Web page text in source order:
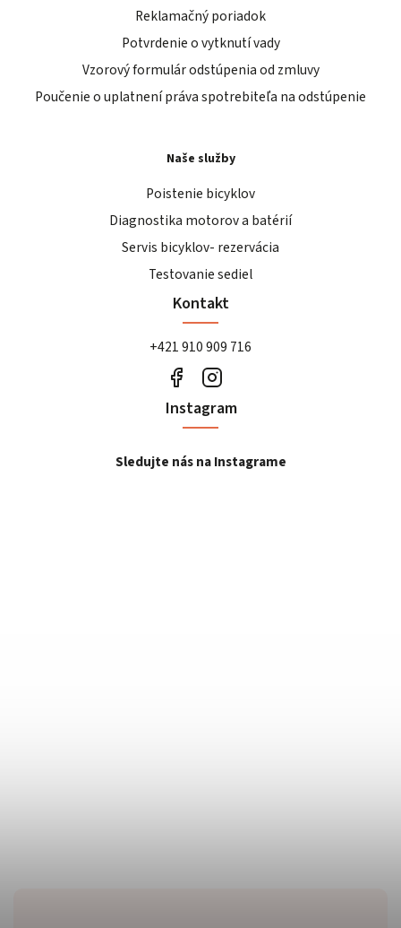
Reklamačný poriadok
Potvrdenie o vytknutí vady
Vzorový formulár odstúpenia od zmluvy
Poučenie o uplatnení práva spotrebiteľa na odstúpenie
Naše služby
Poistenie bicyklov
Diagnostika motorov a batérií
Servis bicyklov- rezervácia
Testovanie sediel
Kontakt
+421 910 909 716
Instagram
Sledujte nás na Instagrame